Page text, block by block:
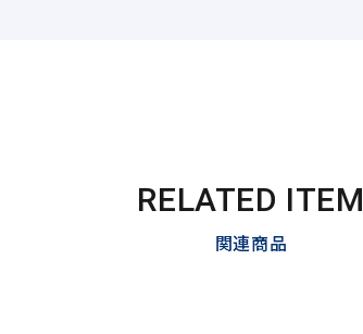
RELATED ITEM
関連商品